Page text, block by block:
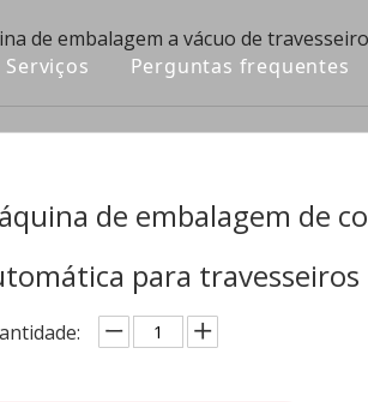
Serviços Perguntas frequentes
de embalagem a vácuo de
de embalagem de
para travesseiros